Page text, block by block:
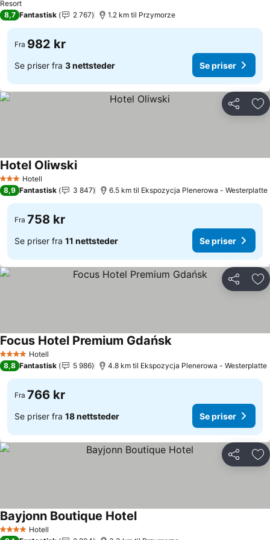
Resort
8,7 Fantastisk 2 767 1.2 km til Przymorze
Fra 982 kr
Se priser fra 3 nettsteder Se priser
Del
3 StjernerHotell
Hotel OliwskiSe priser
8,9 Fantastisk 3 847 6.5 km til Ekspozycja Plenerowa - Westerplatte
Fra 758 kr
Se priser fra 11 nettsteder Se priser
Del
4 StjernerHotell
Focus Hotel Premium GdańskSe priser
8,8 Fantastisk 5 986 4.8 km til Ekspozycja Plenerowa - Westerplatte
Fra 766 kr
Se priser fra 18 nettsteder Se priser
Del
4 StjernerHotell
Bayjonn Boutique HotelSe priser